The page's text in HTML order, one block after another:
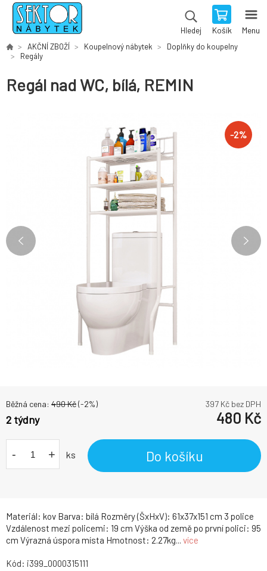
Hledej Košík Menu
AKČNÍ ZBOŽÍ Koupelnový nábytek
Doplňky do koupelny
Regály
Regál nad WC, bílá, REMIN
-2%
Materiál: kov Barva: bílá Rozměry (ŠxHxV): 61x37x151 cm 3 police
Vzdálenost mezi policemi: 19 cm Výška od země po první polici: 95
cm Výrazná úspora místa Hmotnost: 2.27kg... více
Běžná cena: 490Kč(-2%) 397 Kč bez DPH
2 týdny 480 Kč
- + ks Do košíku
Kód: i399_0000315111